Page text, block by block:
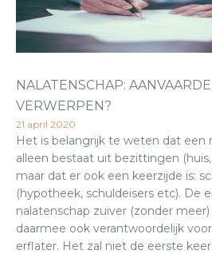
NALATENSCHAP:
VERWERPEN?
21 april 2020
Het is belangrijk te weten dat een
alleen bestaat uit bezittingen
maar dat er ook een keerzijde is:
(hypotheek, schuldeisers etc). De
nalatenschap zuiver (zonder
daarmee ook verantwoordelijk
erflater. Het zal niet de eerste keer